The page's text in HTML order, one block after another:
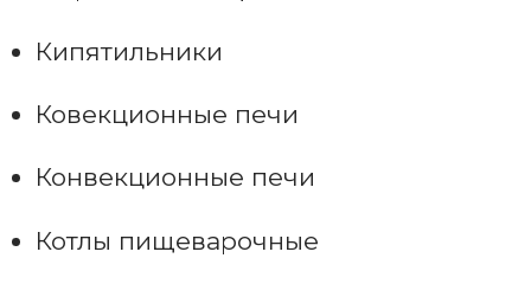
Кипятильники
Ковекционные печи
Конвекционные печи
Котлы пищеварочные